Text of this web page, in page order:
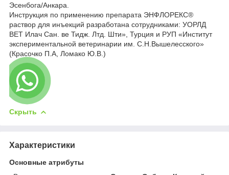
Эсенбога/Анкара.
Инструкция по применению препарата ЭНФЛОРЕКС®
раствор для инъекций разработана сотрудниками: УОРЛД
BET Илач Сан. ве Тидж. Лтд. Шти», Турция и РУП «Институт
экспериментальной ветеринарии им. С.Н.Вышелесского»
(Красочко П.А, Ломако Ю.В.)
Скрыть
Характеристики
Основные атрибуты